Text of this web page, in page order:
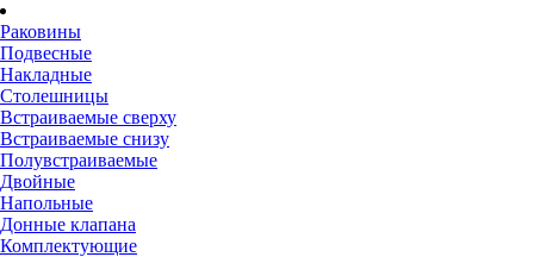
Раковины
Подвесные
Накладные
Столешницы
Встраиваемые сверху
Встраиваемые снизу
Полувстраиваемые
Двойные
Напольные
Донные клапана
Комплектующие